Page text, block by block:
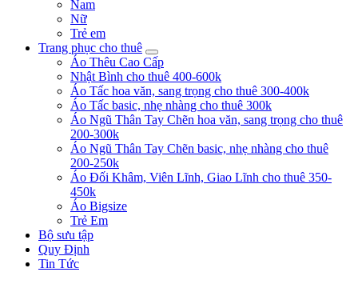
Nam
Nữ
Trẻ em
Trang phục cho thuê
Áo Thêu Cao Cấp
Nhật Bình cho thuê 400-600k
Áo Tấc hoa văn, sang trọng cho thuê 300-400k
Áo Tấc basic, nhẹ nhàng cho thuê 300k
Áo Ngũ Thân Tay Chẽn hoa văn, sang trọng cho thuê
200-300k
Áo Ngũ Thân Tay Chẽn basic, nhẹ nhàng cho thuê
200-250k
Áo Đối Khâm, Viên Lĩnh, Giao Lĩnh cho thuê 350-
450k
Áo Bigsize
Trẻ Em
Bộ sưu tập
Quy Định
Tin Tức